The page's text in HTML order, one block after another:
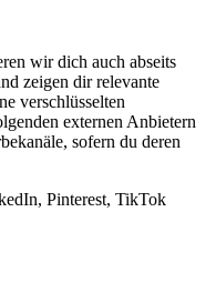
wir dich auch abseits
zeigen dir relevante
verschlüsselten
externen Anbietern
sofern du deren
Pinterest, TikTok